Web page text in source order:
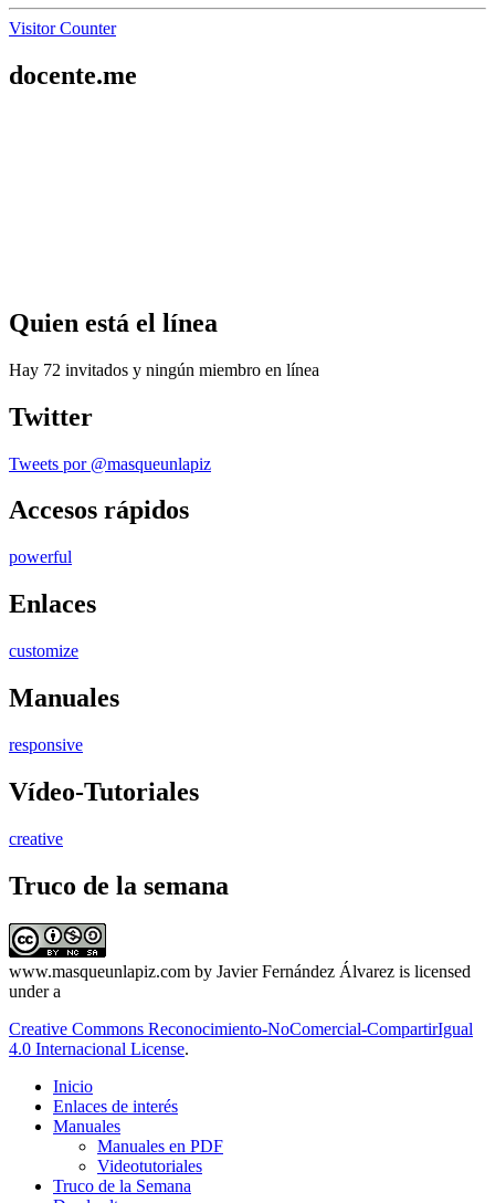
Visitor Counter
docente.me
Quien está el línea
Hay 72 invitados y ningún miembro en línea
Twitter
Tweets por @masqueunlapiz
Accesos rápidos
powerful
Enlaces
customize
Manuales
responsive
Vídeo-Tutoriales
creative
Truco de la semana
www.masqueunlapiz.com by Javier Fernández Álvarez is licensed
under a
Creative Commons Reconocimiento-NoComercial-CompartirIgual
4.0 Internacional License.
Inicio
Enlaces de interés
Manuales
Manuales en PDF
Videotutoriales
Truco de la Semana